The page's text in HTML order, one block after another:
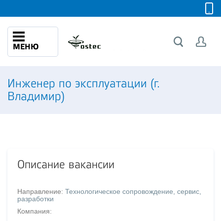
МЕНЮ
Инженер по эксплуатации (г.
Владимир)
Описание вакансии
Направление: Технологическое сопровождение, сервис,
разработки
Компания: